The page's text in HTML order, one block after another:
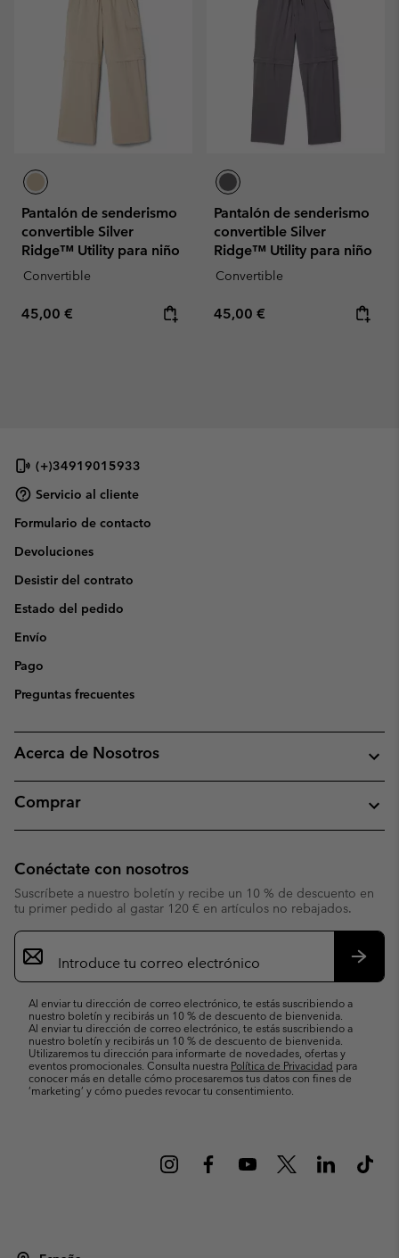
Pantalón de senderismo
convertible Silver
Ridge™ Utility para niño
Convertible
Regular price:
45,00 €
Pantalón de senderismo
convertible Silver
Ridge™ Utility para niño
Convertible
Regular price:
45,00 €
(+)34919015933
Servicio al cliente
Formulario de contacto
Devoluciones
Desistir del contrato
Estado del pedido
Envío
Pago
Preguntas frecuentes
Acerca de Nosotros
Comprar
Conéctate con nosotros
Suscríbete a nuestro boletín y recibe un 10 % de descuento en
tu primer pedido al gastar 120 € en artículos no rebajados.
Suscripción
de
correo
Al enviar tu dirección de correo electrónico, te estás suscribiendo a
nuestro boletín y recibirás un 10 % de descuento de bienvenida.
Al enviar tu dirección de correo electrónico, te estás suscribiendo a
nuestro boletín y recibirás un 10 % de descuento de bienvenida.
Utilizaremos tu dirección para informarte de novedades, ofertas y
eventos promocionales. Consulta nuestra Política de Privacidad para
conocer más en detalle cómo procesaremos tus datos con fines de
’marketing’ y cómo puedes revocar tu consentimiento.